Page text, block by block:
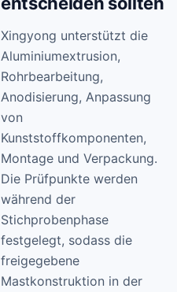
Xingyong unterstützt die
Aluminiumextrusion,
Rohrbearbeitung,
Anodisierung, Anpassung
von
Kunststoffkomponenten,
Montage und Verpackung.
Die Prüfpunkte werden
während der
Stichprobenphase
festgelegt, sodass die
freigegebene
Mastkonstruktion in der